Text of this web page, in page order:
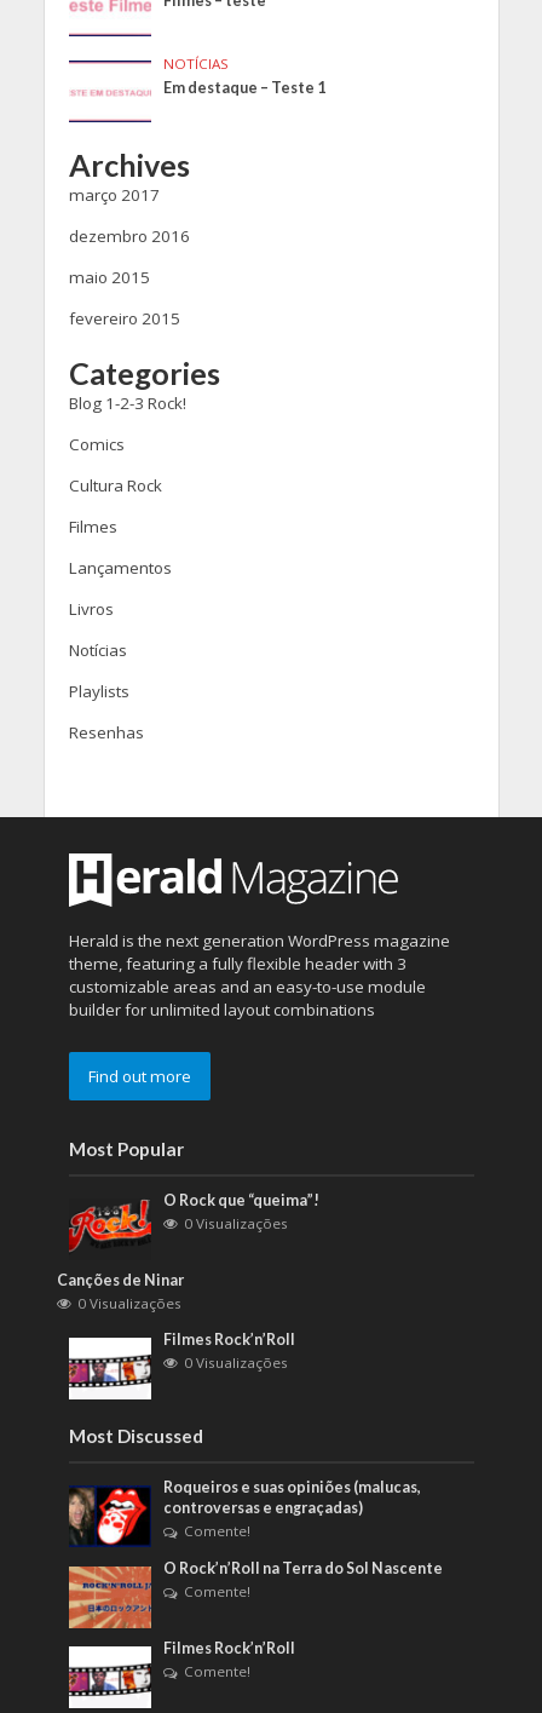
NOTÍCIAS
Em destaque – Teste 1
Archives
março 2017
dezembro 2016
maio 2015
fevereiro 2015
Categories
Blog 1-2-3 Rock!
Comics
Cultura Rock
Filmes
Lançamentos
Livros
Notícias
Playlists
Resenhas
Herald is the next generation WordPress magazine
theme, featuring a fully flexible header with 3
customizable areas and an easy-to-use module
builder for unlimited layout combinations
Find out more
Most Popular
O Rock que “queima”!
0 Visualizações
Canções de Ninar
0 Visualizações
Filmes Rock’n’Roll
0 Visualizações
Most Discussed
Roqueiros e suas opiniões (malucas,
controversas e engraçadas)
Comente!
O Rock’n’Roll na Terra do Sol Nascente
Comente!
Filmes Rock’n’Roll
Comente!